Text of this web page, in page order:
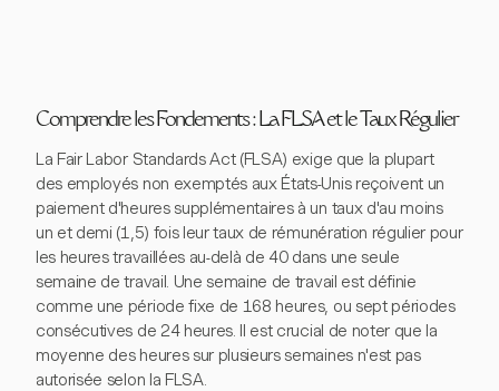
Comprendre les Fondements : La FLSA et le Taux Régulier
La Fair Labor Standards Act (FLSA) exige que la plupart
des employés non exemptés aux États-Unis reçoivent un
paiement d'heures supplémentaires à un taux d'au moins
un et demi (1,5) fois leur taux de rémunération régulier pour
les heures travaillées au-delà de 40 dans une seule
semaine de travail. Une semaine de travail est définie
comme une période fixe de 168 heures, ou sept périodes
consécutives de 24 heures. Il est crucial de noter que la
moyenne des heures sur plusieurs semaines n'est pas
autorisée selon la FLSA.